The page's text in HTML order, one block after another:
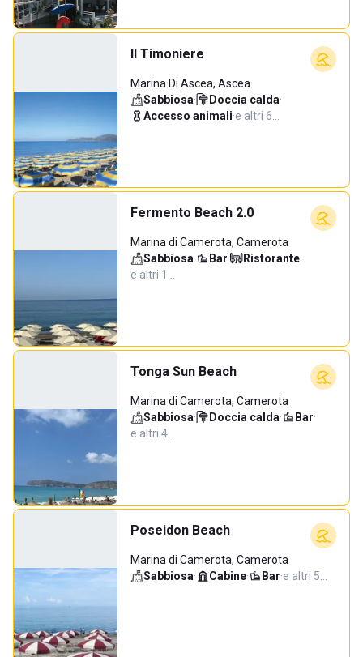
Il Timoniere
Marina Di Ascea, Ascea
Sabbiosa· Doccia calda·
Accesso animali·e altri 6…
Fermento Beach 2.0
Marina di Camerota, Camerota
Sabbiosa· Bar· Ristorante·
e altri 1…
Tonga Sun Beach
Marina di Camerota, Camerota
Sabbiosa· Doccia calda· Bar·
e altri 4…
Poseidon Beach
Marina di Camerota, Camerota
Sabbiosa· Cabine· Bar·e altri 5…